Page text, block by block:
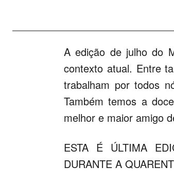
A edição de julho do
contexto atual. Entre
trabalham por todos
Também temos a
melhor e maior amigo
ESTA É ÚLTIMA
DURANTE A